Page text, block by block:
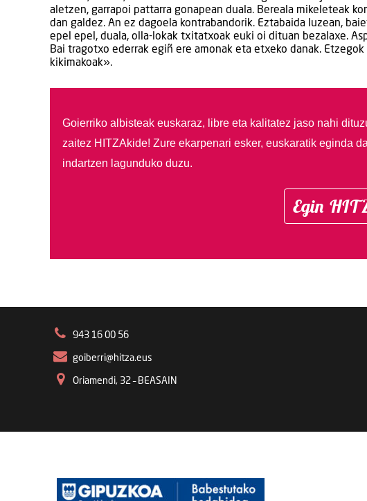
aletzen, garrapoi pattarra gonapean duala. Bereala mikeleteak
dan galdez. An ez dagoela kontrabandorik. Eztabaida luzean,
epel epel, duala, olla-lokak txitatxoak euki oi dituan bezalaxe.
Bai tragotxo ederrak egiñ ere amonak eta etxeko danak.
kikimakoak».
Goierriko albisteak euskaraz, libre eta kalitatez jaso nahi
zaitez HITZAkide! Zure ekarpenari esker, euskaratik eginda
indartzen lagunduko duzu.
Egin
943 16 00 56
goiberri@hitza.eus
Oriamendi, 32 – BEASAIN